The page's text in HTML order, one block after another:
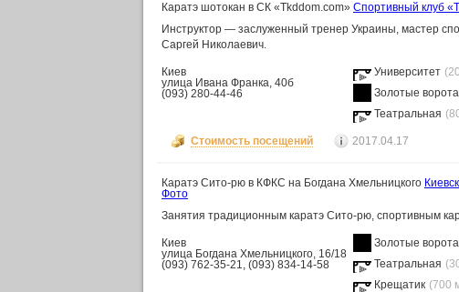
Каратэ шотокан в СК «Tkddom.com» Спортивный клуб
Инструктор — заслуженный тренер Украины, мастер
Саргей Николаевич.
Киев
улица Ивана Франка, 40б
(093) 280-44-46
Университет
Золотые ворота
Театральная
Стоимость посещений 2017.04.17
Каратэ Сито-рю в КФКС на Богдана Хмельницкого
Фото
Занятия традиционным каратэ Сито-рю, спортивным
Киев
улица Богдана Хмельницкого, 16/18
(093) 762-35-21, (093) 834-14-58
Золотые ворота
Театральная
Крещатик (700